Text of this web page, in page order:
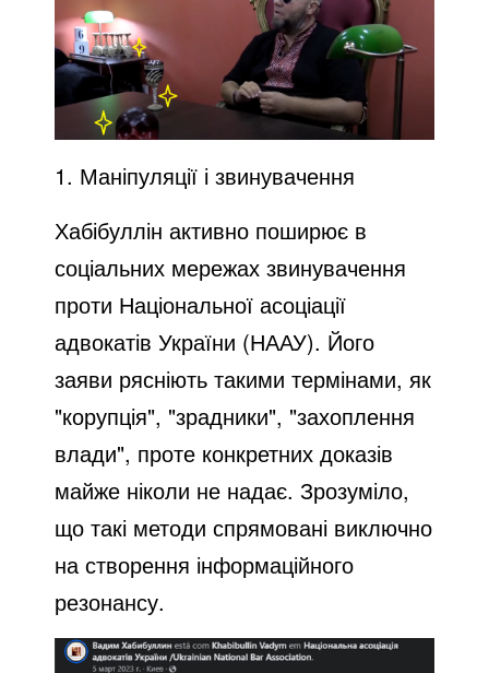
1. Маніпуляції і звинувачення
Хабібуллін активно поширює в
соціальних мережах звинувачення
проти Національної асоціації
адвокатів України (НААУ). Його
заяви рясніють такими термінами, як
"корупція", "зрадники", "захоплення
влади", проте конкретних доказів
майже ніколи не надає. Зрозуміло,
що такі методи спрямовані виключно
на створення інформаційного
резонансу.